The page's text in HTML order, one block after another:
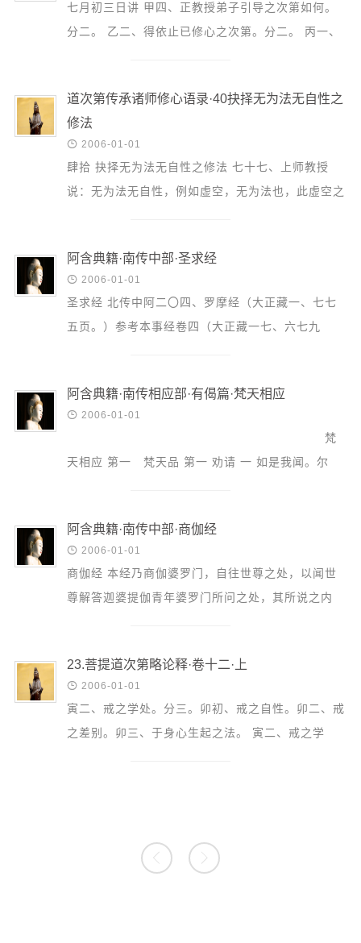
下院风采
七月初三日讲 甲四、正教授弟子引导之次第如何。
分二。 乙二、得依止已修心之次第。分二。 丙一、
道次第传承诸师修心语录·40抉择无为法无自性之
修法
 2006-01-01
肆拾 抉择无为法无自性之修法 七十七、上师教授
说：无为法无自性，例如虚空，无为法也，此虚空之
阿含典籍·南传中部·圣求经
 2006-01-01
圣求经 北传中阿二〇四、罗摩经（大正藏一、七七
五页。）参考本事经卷四（大正藏一七、六七九
阿含典籍·南传相应部·有偈篇·梵天相应
 2006-01-01
梵
天相应 第一 梵天品 第一 劝请 一 如是我闻。尔
阿含典籍·南传中部·商伽经
 2006-01-01
商伽经 本经乃商伽婆罗门，自往世尊之处，以闻世
尊解答迦婆提伽青年婆罗门所问之处，其所说之内
23.菩提道次第略论释·卷十二·上
 2006-01-01
寅二、戒之学处。分三。卯初、戒之自性。卯二、戒
之差别。卯三、于身心生起之法。 寅二、戒之学
 